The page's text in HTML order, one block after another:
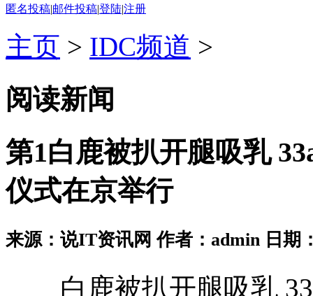
匿名投稿|邮件投稿|登陆|注册
主页 > IDC频道 >
阅读新闻
第1白鹿被扒开腿吸乳
仪式在京举行
来源：说IT资讯网 作者：admin 日期
白鹿被扒开腿吸乳